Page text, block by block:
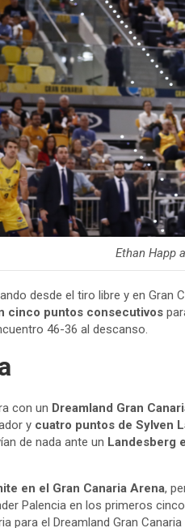
Ethan Happ anotando
desde el tiro libre y en Gran
cinco puntos consecutivos
46-36 al descanso.
con un Dreamland Gran
y cuatro puntos de Sylven
de nada ante un Landesberg
en el Gran Canaria Arena,
Palencia en los primeros
para el Dreamland Gran